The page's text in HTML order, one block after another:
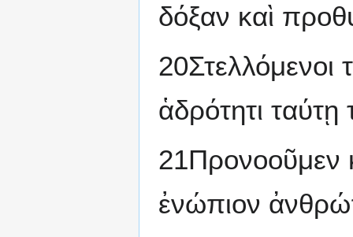
δόξαν καὶ
20Στελλόμενοι
ἁδρότητι
21Προνοοῦμεν
ἐνώπιον